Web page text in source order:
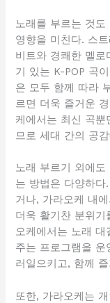
노래를 부르는 것
영향을 미친다. 스
비트와 경쾌한 멜
기 있는 K-POP 곡
은 모두 함께 따라
르면 더욱 즐거운
케에서는 최신 곡
므로 세대 간의 공
노래 부르기 외에
는 방법은 다양하다
거나, 가라오케 내
더욱 활기찬 분위
오케에서는 노래
주는 프로그램을
러일으키고, 함께
또한, 가라오케는